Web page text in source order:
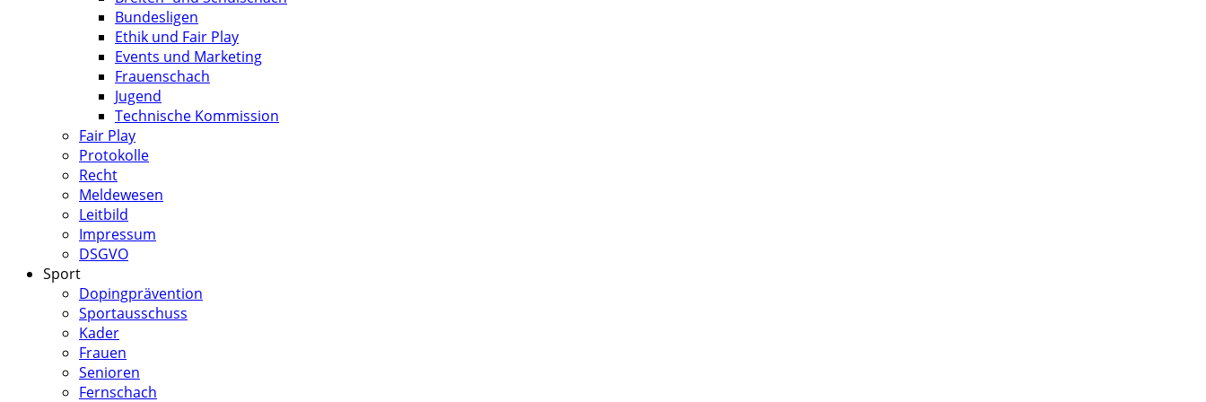
Bundesligen
Ethik und Fair Play
Events und Marketing
Frauenschach
Jugend
Technische Kommission
Fair Play
Protokolle
Recht
Meldewesen
Leitbild
Impressum
DSGVO
Sport
Dopingprävention
Sportausschuss
Kader
Frauen
Senioren
Fernschach